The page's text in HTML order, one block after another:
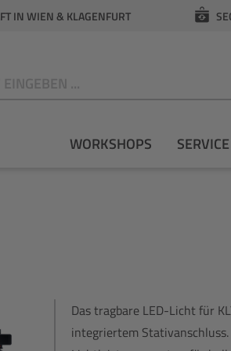
IN WIEN & KLAGENFURT
WORKSHOPS SERVICE
Das tragbare LED-Licht für
integriertem